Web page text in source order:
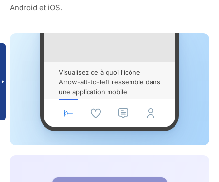
Android et iOS.
Visualisez ce à quoi l'icône
Arrow-alt-to-left ressemble dans
une application mobile